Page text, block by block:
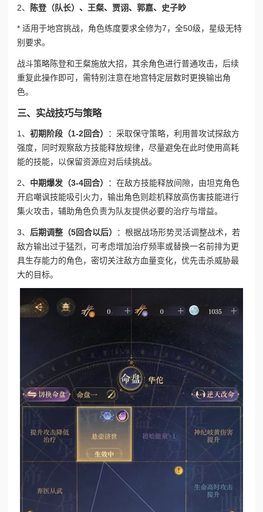
2、 陈登（队长）、王粲、贾诩、郭嘉、史子眇
* 适用于地宫挑战，角色练度要求全修为7，全50级，星级无特
别要求。
战斗策略陈登和王粲施放大招，其余角色进行普通攻击，后续
重复此操作即可，需特别注意在地宫特定层数时更换输出角
色。
三、实战技巧与策略
1、 初期阶段（1-2回合）
：采取保守策略，利用普攻试探敌方
强度，同时观察敌方技能释放规律，尽量避免在此时使用高耗
能的技能，以保留资源应对后续挑战。
2、 中期爆发（3-4回合）
：在敌方技能释放间隙，由坦克角色
开启嘲讽技能吸引火力，输出角色则趁机释放高伤害技能进行
集火攻击，辅助角色负责为队友提供必要的治疗与增益。
3、 后期调整（5回合以后）
：根据战场形势灵活调整战术，若
敌方输出过于猛烈，可考虑增加治疗频率或替换一名前排为更
具生存能力的角色，密切关注敌方血量变化，优先击杀威胁最
大的目标。